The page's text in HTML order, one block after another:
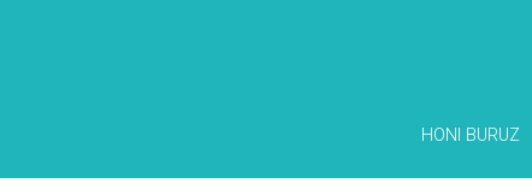
HONI BURUZ